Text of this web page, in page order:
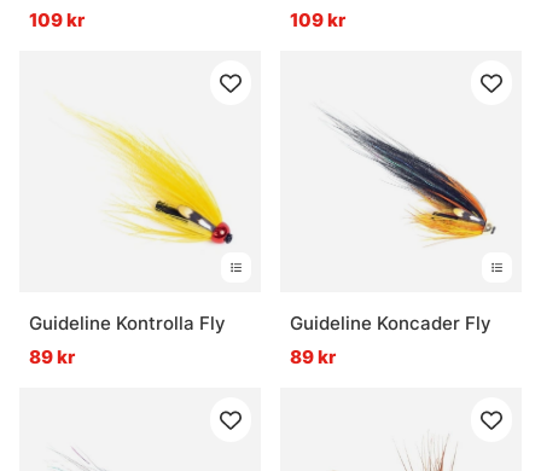
109 kr
109 kr
Guideline Kontrolla Fly
89 kr
Guideline Koncader Fly
89 kr